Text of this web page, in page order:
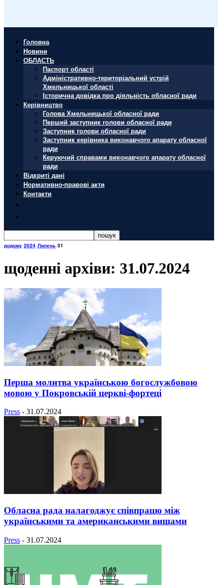
Головна
Новини
ОБЛАСТЬ
Паспорт області
Адміністративно-територіальний устрій
Хмельницької області
Історична довідка про діяльність обласної ради
Керівництво
Голова Хмельницької обласної ради
Перший заступник голови обласної ради
Заступник голови обласної ради
Заступник керівника виконавчого апарату обласної
ради
Керуючий справами виконавчого апарату обласної
ради
Відкриті дані
Нормативно-правові акти
Контакти
додому 2024 Липень 31
щоденні архіви: 31.07.2024
Перша молитва українською богослужбовою
мовою у Покровській церкві-фортеці
Press - 31.07.2024
Обласна рада налагоджує співпрацю між
українськими та американськими вишами
Press - 31.07.2024